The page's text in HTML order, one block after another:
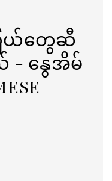
ြယ်တွေဆီ
- နွေအိမ်